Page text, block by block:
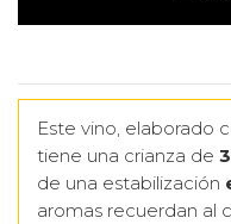
Este vino, elaborado
tiene una crianza de
de una estabilización
aromas recuerdan al